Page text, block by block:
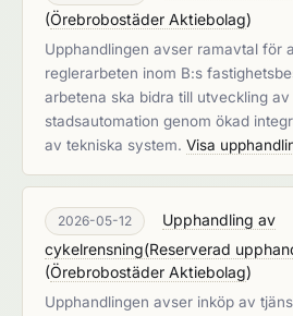
(Örebrobostäder Aktiebolag)
Upphandlingen avser ramavtal för
reglerarbeten inom B:s
arbetena ska bidra till utveckling
stadsautomation genom ökad
av tekniska system. Visa
2026-05-12
Upphandling av
cykelrensning(Reserverad
(Örebrobostäder Aktiebolag)
Upphandlingen avser inköp av